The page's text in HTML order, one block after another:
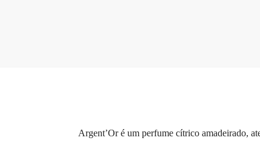
Argent’Or é um perfume cítrico amadeirado,